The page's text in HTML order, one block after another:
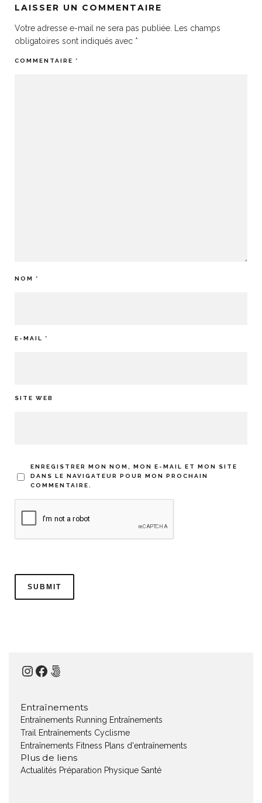
LAISSER UN COMMENTAIRE
Votre adresse e-mail ne sera pas publiée.
Les champs
obligatoires sont indiqués avec *
COMMENTAIRE *
NOM *
E-MAIL *
SITE WEB
ENREGISTRER MON NOM, MON E-MAIL ET MON SITE
DANS LE NAVIGATEUR POUR MON PROCHAIN
COMMENTAIRE.
Instagram
Facebook
500px
Entraînements
Entraînements Running Entraînements
Trail
Entraînements Cyclisme
Entraînements Fitness Plans d'entraînements
Plus de liens
Actualités Préparation Physique Santé